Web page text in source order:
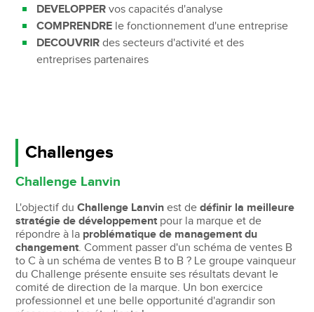
DEVELOPPERvos capacités d'analyse
COMPRENDRE le fonctionnement d'une entreprise
DECOUVRIRdes secteurs d'activité et des
entreprises partenaires
Challenges
Challenge Lanvin
L'objectif duChallenge Lanvin est de définir la meilleure
stratégie de développement pour la marque et de
répondre à la problématique de management du
changement. Comment passer d'un schéma de ventes B
to C à un schéma de ventes B to B ? Le groupe vainqueur
du Challenge présente ensuite ses résultats devant le
comité de direction de la marque. Un bon exercice
professionnel et une belle opportunité d'agrandir son